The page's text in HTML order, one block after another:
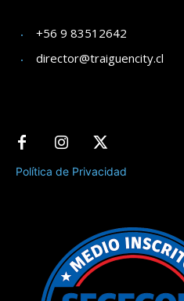
+56 9 83512642
director@traiguencity.cl
Política de Privacidad